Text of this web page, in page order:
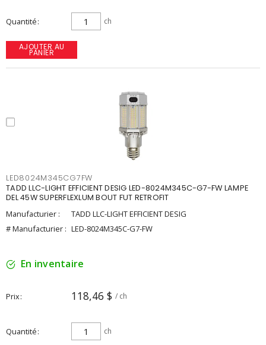
Quantité ch
AJOUTER AU
PANIER
LED8024M345CG7FW
TADD LLC-LIGHT EFFICIENT DESIG LED-8024M345C-G7-FW LAMPE
DEL 45W SUPERFLEXLUM BOUT FUT RETROFIT
Manufacturier :
TADD LLC-LIGHT EFFICIENT DESIG
# Manufacturier : LED-8024M345C-G7-FW
En inventaire
Prix 118,46 $ / ch
Quantité ch